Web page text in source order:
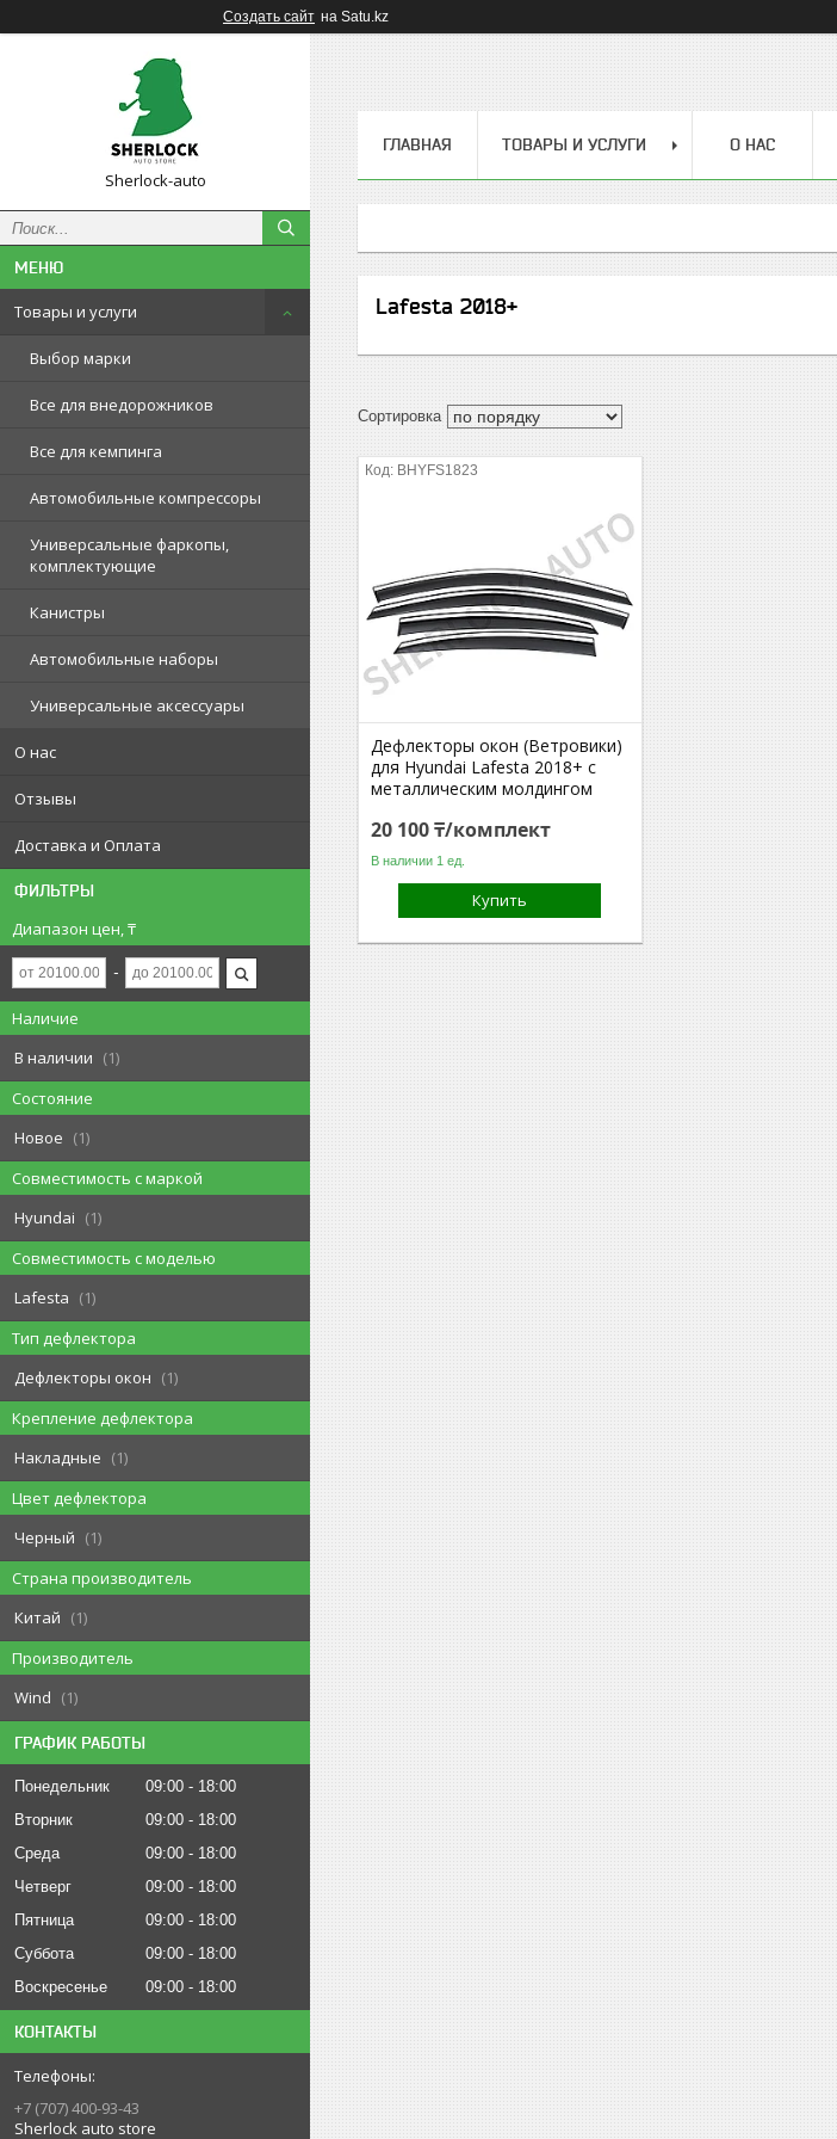
Создать сайт на Satu.kz
Sherlock-auto
Товары и услуги
Выбор марки
Все для внедорожников
Все для кемпинга
Автомобильные компрессоры
Универсальные фаркопы,
комплектующие
Канистры
Автомобильные наборы
Универсальные аксессуары
О нас
Отзывы
Доставка и Оплата
ФИЛЬТРЫ
Диапазон цен, ₸
Наличие
В наличии
1
Состояние
Новое
1
Совместимость с маркой
Hyundai
1
Совместимость с моделью
Lafesta
1
Тип дефлектора
Дефлекторы окон
1
Крепление дефлектора
Накладные
1
Цвет дефлектора
Черный
1
Страна производитель
Китай
1
Производитель
Wind
1
ГРАФИК РАБОТЫ
Понедельник 09:00
18:00
Вторник
09:00
18:00
Среда
09:00
18:00
Четверг
09:00
18:00
Пятница
09:00
18:00
Суббота
09:00
18:00
Воскресенье
09:00 18:00
КОНТАКТЫ
+7 (707) 400-93-43
Sherlock auto store
ГЛАВНАЯ ТОВАРЫ И УСЛУГИ О НАС
Lafesta 2018+
BHYFS1823
Дефлекторы окон (Ветровики)
для Hyundai Lafesta 2018+ с
металлическим молдингом
20 100 ₸/комплект
В наличии 1 ед.
Купить